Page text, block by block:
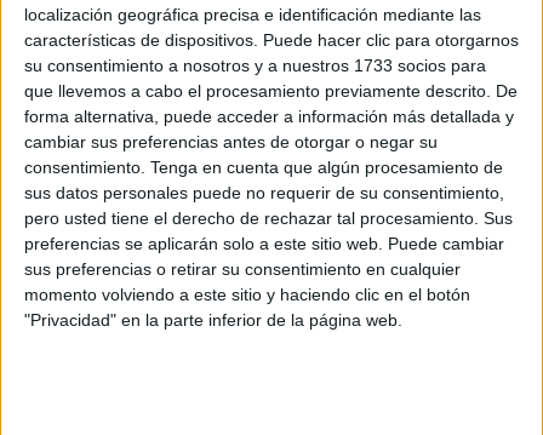
localización geográfica precisa e identificación mediante las
características de dispositivos. Puede hacer clic para otorgarnos
su consentimiento a nosotros y a nuestros 1733 socios para
que llevemos a cabo el procesamiento previamente descrito. De
forma alternativa, puede acceder a información más detallada y
cambiar sus preferencias antes de otorgar o negar su
consentimiento. Tenga en cuenta que algún procesamiento de
sus datos personales puede no requerir de su consentimiento,
pero usted tiene el derecho de rechazar tal procesamiento. Sus
preferencias se aplicarán solo a este sitio web. Puede cambiar
sus preferencias o retirar su consentimiento en cualquier
momento volviendo a este sitio y haciendo clic en el botón
"Privacidad" en la parte inferior de la página web.
Las discusiones en Italia serán determinantespara
garantizar que la COP17, programada para 2026 en
Armenia, pueda enfocarse en la evaluación de los
avances y en la consolidación de compromisos. La
comunidad internacional espera que los países logren
acuerdos efectivos para hacer frente a la crisis de
biodiversidad, en línea con el llamado del secretario
general de la ONU, António Guterres, a “hacer la paz
con la naturaleza”.
También te puede interesar-Alerta: efectos de los
protectores solares en el ecosistema